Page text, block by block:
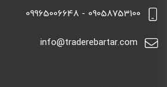
09058753100 - 09965006648
info@traderebartar.com